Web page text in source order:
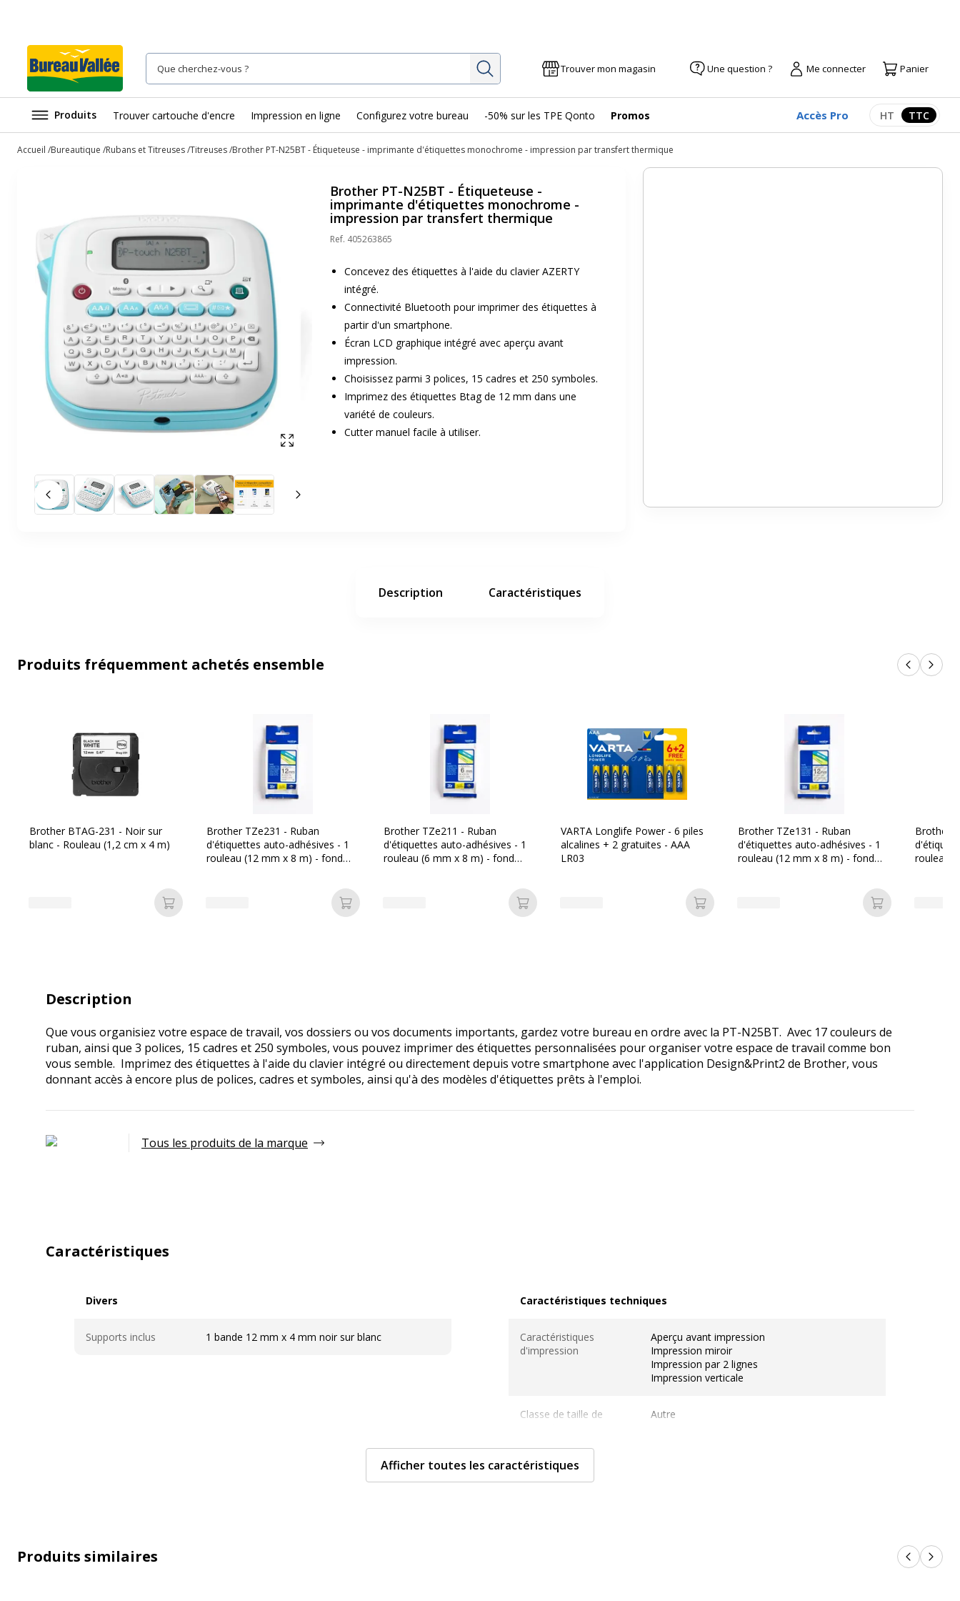
Rechercher Trouver mon magasin Une question ? Me connecter Panier
Produits Trouver cartouche d'encre Impression en ligne Configurez votre bureau -50% sur les TPE Qonto Promos Accès Pro Afficher les
HT TTC
Accueil Bureautique Rubans et Titreuses Titreuses Brother PT-N25BT - Étiqueteuse - imprimante d'étiquettes monochrome - impression par transfert thermique
Afficher en plein écran
Slide précédent Slide suivant
Brother PT-N25BT - Étiqueteuse -
imprimante d'étiquettes monochrome -
impression par transfert thermique
Ref. 405263865
Concevez des étiquettes à l'aide du clavier AZERTY
intégré.
Connectivité Bluetooth pour imprimer des étiquettes à
partir d'un smartphone.
Écran LCD graphique intégré avec aperçu avant
impression.
Choisissez parmi 3 polices, 15 cadres et 250 symboles.
Imprimez des étiquettes Btag de 12 mm dans une
variété de couleurs.
Cutter manuel facile à utiliser.
Description Caractéristiques
Produits fréquemment achetés ensemble Produits
Brother BTAG-231 - Noir sur
blanc - Rouleau (1,2 cm x 4 m)
Ajouter au panier
Brother TZe231 - Ruban
d'étiquettes auto-adhésives - 1
rouleau (12 mm x 8 m) - fond
Ajouter au panier
Brother TZe211 - Ruban
d'étiquettes auto-adhésives - 1
rouleau (6 mm x 8 m) - fond
Ajouter au panier
VARTA Longlife Power - 6 piles
alcalines + 2 gratuites - AAA
LR03
Ajouter au panier
Brother TZe131 - Ruban
d'étiquettes auto-adhésives - 1
rouleau (12 mm x 8 m) - fond
Ajouter au
Brother
rouleau
Description
Que vous organisiez votre espace de travail, vos dossiers ou vos documents importants, gardez votre bureau en ordre avec la PT-N25BT. Avec 17 couleurs de
ruban, ainsi que 3 polices, 15 cadres et 250 symboles, vous pouvez imprimer des étiquettes personnalisées pour organiser votre espace de travail comme bon
vous semble. Imprimez des étiquettes à l'aide du clavier intégré ou directement depuis votre smartphone avec l'application Design&Print2 de Brother, vous
donnant accès à encore plus de polices, cadres et symboles, ainsi qu'à des modèles d'étiquettes prêts à l'emploi.
Tous les produits de la marque
Caractéristiques
Divers
Supports inclus 1 bande 12 mm x 4 mm noir sur blanc
Caractéristiques techniques
Caractéristiques
d'impression
Aperçu avant impression
Impression miroir
Impression par 2 lignes
Impression verticale
Classe de taille de
Autre
Classe de type de
Afficher toutes les caractéristiques
Produits similaires Produits